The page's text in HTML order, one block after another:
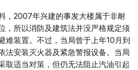
，2007年兴建的事发大楼属于非耐
，所以消防及建筑法并没严格规定须
难装置。不过，当局曾于上年10月到
法安装灭火器及紧急警报设备。当局
取适当对策，但仍无法阻止汽油引起